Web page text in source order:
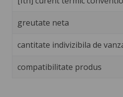
greutate neta
cantitate indivizibila de
compatibilitate produs